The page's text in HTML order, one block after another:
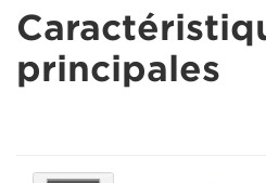
principales